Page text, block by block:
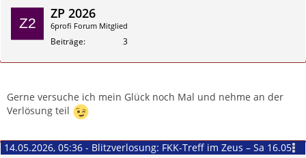
ZP 2026
6profi Forum Mitglied
Beiträge 3
Gerne versuche ich mein Glück noch Mal und nehme an der
Verlösung teil
Zitieren
14.05.2026, 05:36 - Blitzverlosung: FKK-Treff im Zeus – Sa 16.05.